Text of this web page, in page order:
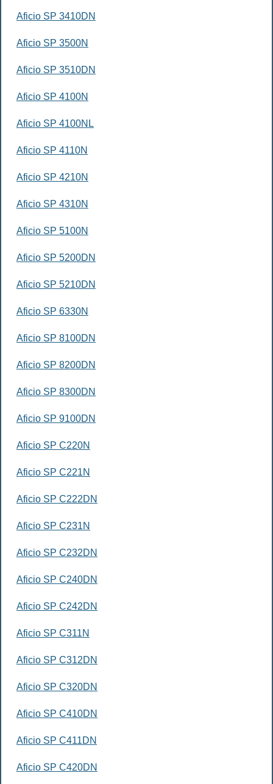
Aficio SP 3410DN
Aficio SP 3500N
Aficio SP 3510DN
Aficio SP 4100N
Aficio SP 4100NL
Aficio SP 4110N
Aficio SP 4210N
Aficio SP 4310N
Aficio SP 5100N
Aficio SP 5200DN
Aficio SP 5210DN
Aficio SP 6330N
Aficio SP 8100DN
Aficio SP 8200DN
Aficio SP 8300DN
Aficio SP 9100DN
Aficio SP C220N
Aficio SP C221N
Aficio SP C222DN
Aficio SP C231N
Aficio SP C232DN
Aficio SP C240DN
Aficio SP C242DN
Aficio SP C311N
Aficio SP C312DN
Aficio SP C320DN
Aficio SP C410DN
Aficio SP C411DN
Aficio SP C420DN